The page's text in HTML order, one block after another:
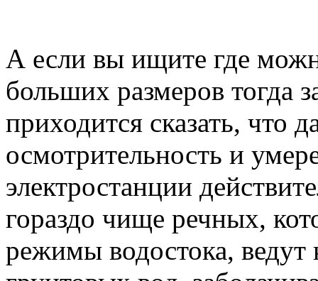
А если вы ищите где
больших размеров тогда
приходится сказать, что
осмотрительность и
электростанции
гораздо чище речных,
режимы водостока,